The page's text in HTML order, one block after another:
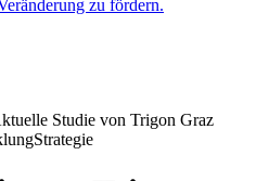
zu fördern.
Studie von Trigon Graz
Strategie